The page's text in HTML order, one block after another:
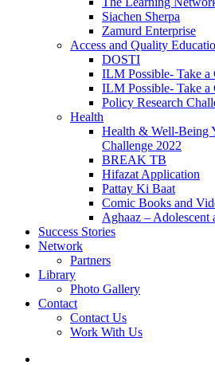
Siachen Sherpa
Zamurd Enterprise
Access and Quality
DOSTI
ILM Possible- Take a
ILM Possible- Take a
Policy Research
Health
Health & Well-Being
Challenge 2022
BREAK TB
Hifazat Application
Pattay Ki Baat
Comic Books and
Aghaaz – Adolescent
Success Stories
Network
Partners
Library
Photo Gallery
Contact
Contact Us
Work With Us